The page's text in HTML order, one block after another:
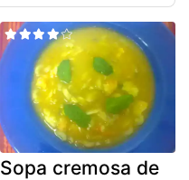
Sopa cremosa de